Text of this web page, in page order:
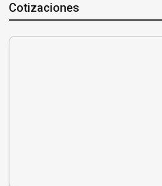
Cotizaciones